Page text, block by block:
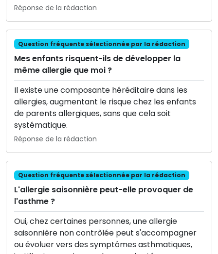
Réponse de la rédaction
Question fréquente sélectionnée par la rédaction
Mes enfants risquent-ils de développer la
même allergie que moi ?
Il existe une composante héréditaire dans les
allergies, augmentant le risque chez les enfants
de parents allergiques, sans que cela soit
systématique.
Réponse de la rédaction
Question fréquente sélectionnée par la rédaction
L'allergie saisonnière peut-elle provoquer de
l'asthme ?
Oui, chez certaines personnes, une allergie
saisonnière non contrôlée peut s'accompagner
ou évoluer vers des symptômes asthmatiques,